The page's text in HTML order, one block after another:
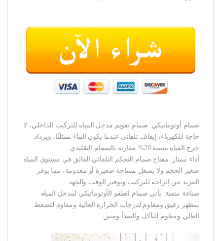
صمام أوتوماتيكي: صمام تعويم مدخل المياه للتركيب الداخلي، لا
حاجة للكهرباء، إيقاف تلقائي عندما يكون الماء ممتلئًا، ويزداد
خرج المياه بنسبة 20% مقارنة بالصمام التقليدي.
أداء ممتاز: مفتاح صمام التحكم التلقائي الفائق في مستوى المياه
صغير الحجم ولا يشغل مساحة صغيرة أو معدومة، مما يوفر
المزيد من الراحة للتركيب وتوفير الوقت والجهد.
صناعة متقنة: يأتي صمام الطفو الأوتوماتيكي لمدخل المياه
بمظهر رقيق ومقاوم لدرجات الحرارة العالية ومقاوم للضغط
العالي ومقاوم للتآكل والصدأ ومتين.